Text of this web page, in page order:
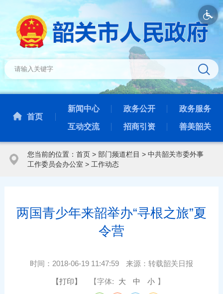
首页
新闻中心 政务公开 政务服务
互动交流 招商引资 善美韶关
您当前的位置： 首页> 部门频道栏目 > 中共韶关市委外事
工作委员会办公室 > 工作动态
两国青少年来韶举办“寻根之旅”夏
令营
时间： 2018-06-19 11:47:59 来源： 转载韶关日报
【打印】 【字体: 大 中 小 】